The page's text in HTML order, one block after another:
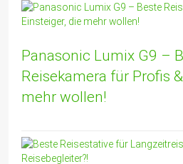
Panasonic Lumix G9 –
Reisekamera für Profis
mehr wollen!